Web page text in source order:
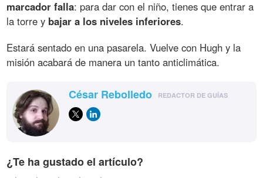
marcador falla: para dar con el niño, tienes que entrar a
la torre y bajar a los niveles inferiores.
Estará sentado en una pasarela. Vuelve con Hugh y la
misión acabará de manera un tanto anticlimática.
César Rebolledo REDACTOR DE GUÍAS
¿Te ha gustado el artículo?